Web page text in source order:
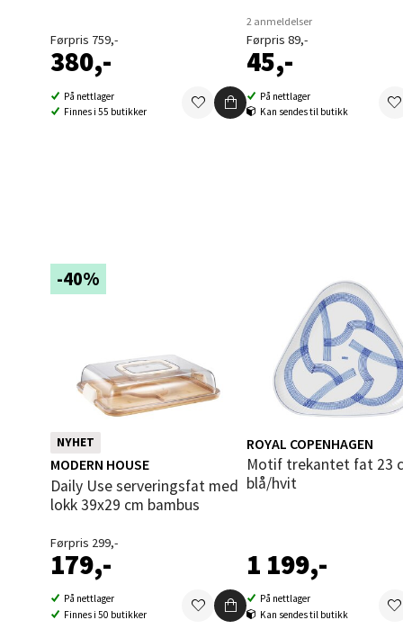
Førpris 759,-
380,-
På nettlager
Finnes i 55 butikker
2 anmeldelser
Førpris 89,-
45,-
På nettlager
Kan sendes til butikk
-40%
NYHET
MODERN HOUSE
Daily Use serveringsfat med
lokk 39x29 cm bambus
Førpris 299,-
179,-
På nettlager
Finnes i 50 butikker
ROYAL COPENHAGEN
Motif trekantet fat 23 cm
blå/hvit
1 199,-
På nettlager
Kan sendes til butikk
Åpent i
0 i
Ski